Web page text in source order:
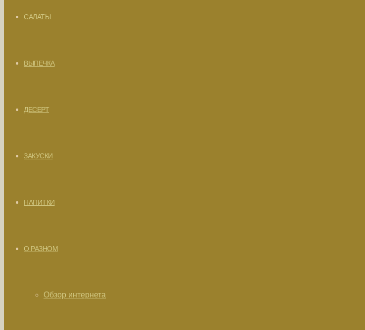
САЛАТЫ
ВЫПЕЧКА
ДЕСЕРТ
ЗАКУСКИ
НАПИТКИ
О РАЗНОМ
Обзор интернета